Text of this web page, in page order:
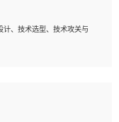
端开发、测试、调试流程
，学习能力和工作责任心
计、技术选型、技术攻关与